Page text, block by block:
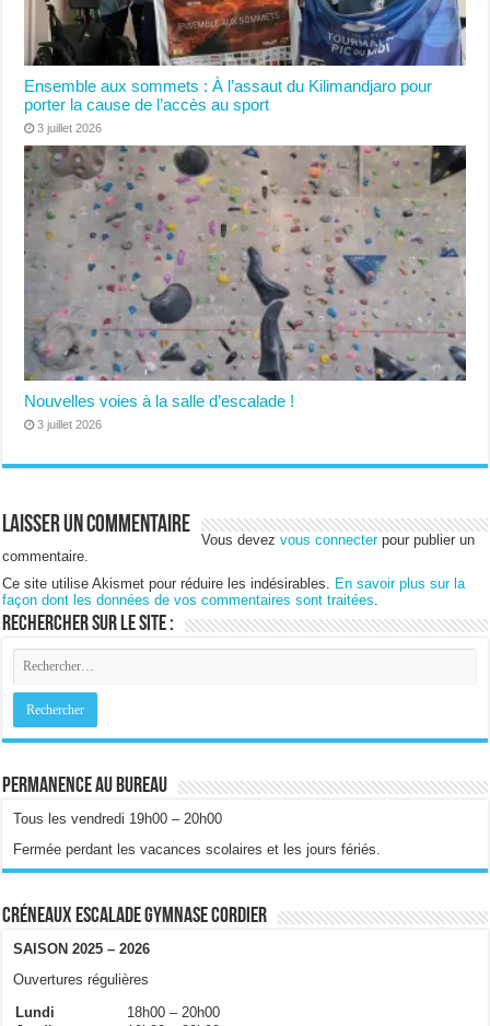
Ensemble aux sommets : À l’assaut du Kilimandjaro pour
porter la cause de l’accès au sport
3 juillet 2026
Nouvelles voies à la salle d’escalade !
3 juillet 2026
Laisser un commentaire
Vous devezvous connecterpour publier un
commentaire.
Ce site utilise Akismet pour réduire les indésirables.
En savoir plus sur la
façon dont les données de vos commentaires sont traitées
Rechercher sur le site :
Permanence au bureau
Tous les vendredi 19h00 – 20h00
Fermée perdant les vacances scolaires et les jours fériés.
Créneaux escalade gymnase Cordier
SAISON 2025 – 2026
Ouvertures régulières
Lundi
18h00 – 20h00